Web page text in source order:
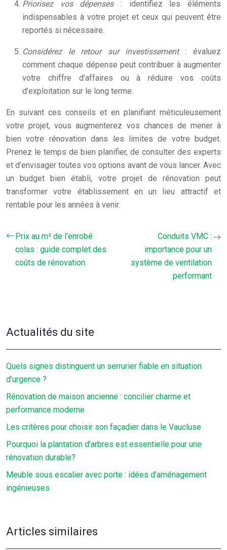
Priorisez vos dépenses: identifiez les éléments
indispensables à votre projet et ceux qui peuvent être
reportés si nécessaire.
Considérez le retour sur investissement: évaluez
comment chaque dépense peut contribuer à augmenter
votre chiffre d’affaires ou à réduire vos coûts
d’exploitation sur le long terme.
En suivant ces conseils et en planifiant méticuleusement
votre projet, vous augmenterez vos chances de mener à
bien votre rénovation dans les limites de votre budget.
Prenez le temps de bien planifier, de consulter des experts
et d’envisager toutes vos options avant de vous lancer. Avec
un budget bien établi, votre projet de rénovation peut
transformer votre établissement en un lieu attractif et
rentable pour les années à venir.
Prix au m² de l’enrobé
colas : guide complet des
coûts de rénovation
Conduits VMC :
importance pour un
système de ventilation
performant
Actualités du site
Quels signes distinguent un serrurier fiable en situation
d’urgence ?
Rénovation de maison ancienne : concilier charme et
performance moderne
Les critères pour choisir son façadier dans le Vaucluse
Pourquoi la plantation d’arbres est essentielle pour une
rénovation durable?
Meuble sous escalier avec porte : idées d’aménagement
ingénieuses
Articles similaires